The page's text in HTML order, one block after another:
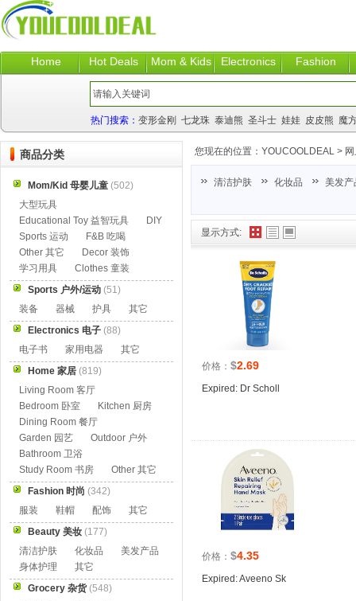
Home Hot Deals Mom & Kids Electronics Fashion
热门搜索： 变形金刚 七龙珠 泰迪熊 圣斗士 娃娃 皮皮熊 魔
显示方式:
价格： $2.69
Expired: Dr Scholl
价格： $4.35
Expired: Aveeno Sk
您现在的位置： YOUCOOLDEAL >
清洁护肤 化妆品 美发产
商品分类
Mom/Kid 母婴儿童 (502)
大型玩具
Educational Toy 益智玩具
DIY
Sports 运动
F&B 吃喝
Other 其它
Decor 装饰
学习用具
Clothes 童装
Sports 户外/运动 (51)
装备
器械 护具
其它
Electronics 电子 (88)
电子书
家用电器
其它
Home 家居 (819)
Living Room 客厅
Bedroom 卧室
Kitchen 厨房
Dining Room 餐厅
Garden 园艺
Outdoor 户外
Bathroom 卫浴
Study Room 书房
Other 其它
Fashion 时尚 (342)
服装
鞋帽 配饰
其它
Beauty 美妆 (177)
清洁护肤
化妆品
美发产品
身体护理
其它
Grocery 杂货(548)